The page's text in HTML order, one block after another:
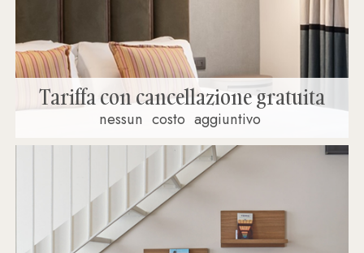
Tariffa con cancellazione gratuita
nessun costo aggiuntivo